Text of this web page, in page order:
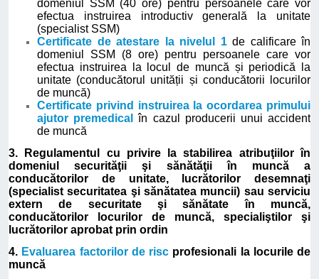
domeniul SSM (40 ore) pentru persoanele care vor
efectua instruirea introductiv generală la unitate
(specialist SSM)
Certificate de atestare la nivelul 1de calificare în
domeniul SSM (8 ore) pentru persoanele care vor
efectua instruirea la locul de muncă și periodică la
unitate (conducătorul unității și conducătorii locurilor
de muncă)
Certificate privind instruirea la ocordarea primului
ajutor premedical
în cazul producerii unui accident
de muncă
3. Regulamentul cu privire la stabilirea atribuţiilor în
domeniul securităţii şi sănătăţii în muncă a
conducătorilor de unitate, lucrătorilor desemnaţi
(specialist securitatea şi sănătatea muncii) sau serviciu
extern de securitate şi sănătate în muncă,
conducătorilor locurilor de muncă, specialiştilor şi
lucrătorilor aprobat prin ordin
4. Evaluarea factorilor de risc profesionali la locurile de
muncă